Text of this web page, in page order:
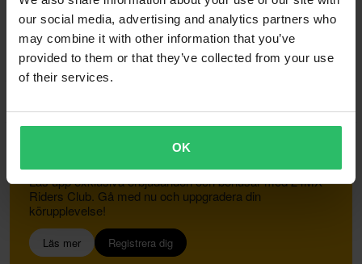
our social media, advertising and analytics partners who
may combine it with other information that you’ve
provided to them or that they’ve collected from your use
of their services.
OK
Information om återvinning
Om 24mx.se
Lediga jobb
Försäkran om överensstämmelse
Gå med i 24MX Riders Club
Lås upp exklusiva erbjudanden och bonusar med 24MX
Riders Club. Gå med nu och uppgradera din
körupplevelse!
Läs mer Registrera dig